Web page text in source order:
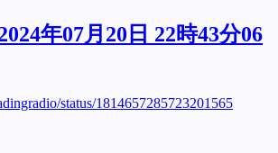
年07月20日 22時43分06
status/1814657285723201565